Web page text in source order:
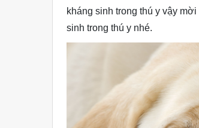
kháng sinh trong thú y vậy
sinh trong thú y nhé.